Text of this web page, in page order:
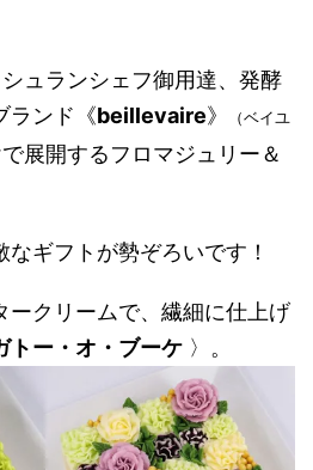
ュランシェフ御用達、発酵
ランド《beillevaire》 （ベイユ
展開するフロマジュリー＆
ギフトが勢ぞろいです！
ークリームで、繊細に仕上げ
トー・オ・ブーケ 〉。